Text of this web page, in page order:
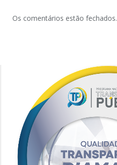
Os comentários estão fechados.